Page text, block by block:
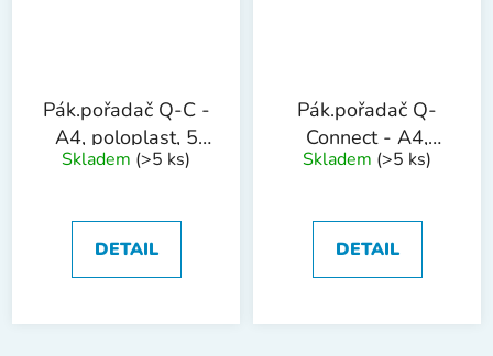
Pák.pořadač Q-C -
A4, poloplast, 5
cm, fialový
Skladem (>5 ks)
DETAIL
Pák.pořadač Q-
Connect - A4,
poloplast, 5
Skladem (>5 ks)
DETAIL